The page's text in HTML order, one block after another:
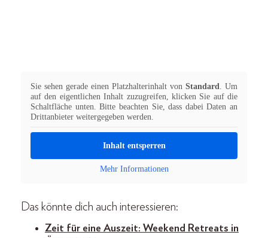
Sie sehen gerade einen Platzhalterinhalt von Standard. Um
auf den eigentlichen Inhalt zuzugreifen, klicken Sie auf die
Schaltfläche unten. Bitte beachten Sie, dass dabei Daten an
Drittanbieter weitergegeben werden.
Inhalt entsperren
Mehr Informationen
Das könnte dich auch interessieren:
Zeit für eine Auszeit: Weekend Retreats in